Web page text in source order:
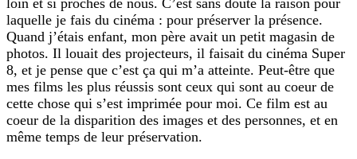
loin et si proches de nous. C’est sans doute la raison pour
laquelle je fais du cinéma : pour préserver la présence.
Quand j’étais enfant, mon père avait un petit magasin de
photos. Il louait des projecteurs, il faisait du cinéma Super
8, et je pense que c’est ça qui m’a atteinte. Peut-être que
mes films les plus réussis sont ceux qui sont au coeur de
cette chose qui s’est imprimée pour moi. Ce film est au
coeur de la disparition des images et des personnes, et en
même temps de leur préservation.